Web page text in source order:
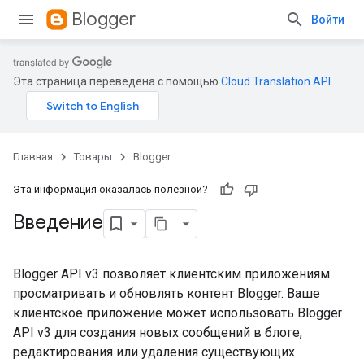
Blogger Войти
Эта страница переведена с помощью Cloud Translation API
Главная Товары Blogger
Эта информация оказалась полезной?
Введение
Blogger API v3 позволяет клиентским приложениям
просматривать и обновлять контент Blogger. Ваше
клиентское приложение может использовать Blogger
API v3 для создания новых сообщений в блоге,
редактирования или удаления существующих